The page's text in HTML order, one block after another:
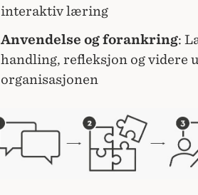
interaktiv læring
Anvendelse og forankring:
handling, refleksjon og videre
organisasjonen